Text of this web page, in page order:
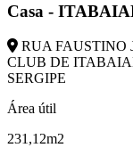
Casa -
RUA FAUSTINO
CLUB DE
SERGIPE
Área útil
231,12m2